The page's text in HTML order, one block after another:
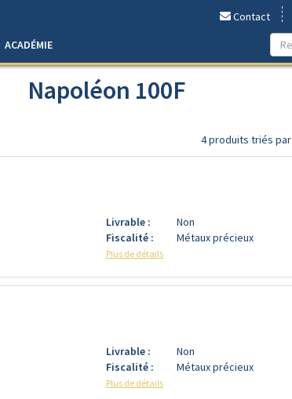
Contact
ACADÉMIE
Napoléon 100F
4 produits triés par
Livrable :
Non
Fiscalité :
Métaux précieux
Plus de détails
Livrable :
Non
Fiscalité :
Métaux précieux
Plus de détails